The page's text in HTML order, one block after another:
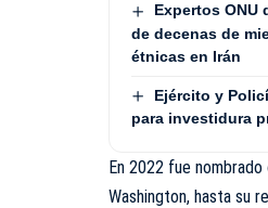
Expertos ONU
de decenas de
étnicas en Irán
Ejército y
para investidura
En 2022 fue
Washington, hasta su